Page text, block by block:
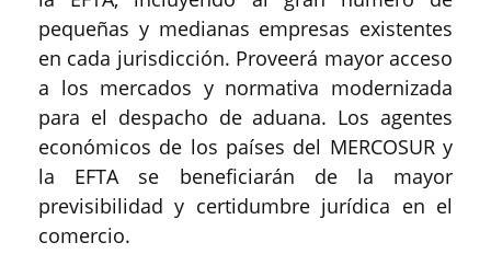
pequeñas y medianas empresas existentes
en cada jurisdicción. Proveerá mayor acceso
a los mercados y normativa modernizada
para el despacho de aduana. Los agentes
económicos de los países del MERCOSUR y
la EFTA se beneficiarán de la mayor
previsibilidad y certidumbre jurídica en el
comercio.